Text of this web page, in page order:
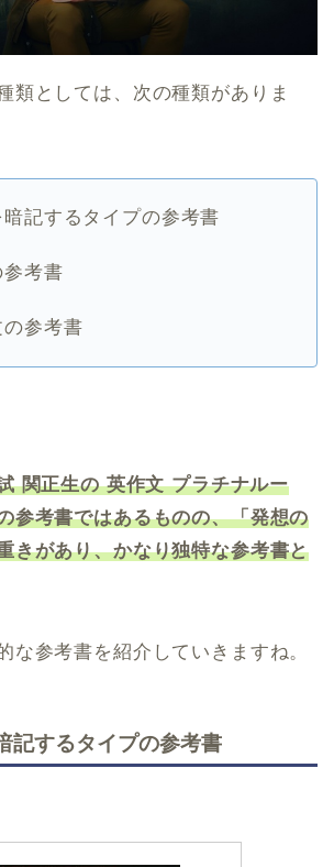
類としては、次の種類がありま
暗記するタイプの参考書
参考書
の参考書
関正生の 英作文 プラチナルー
参考書ではあるものの、「発想の
きがあり、かなり独特な参考書と
な参考書を紹介していきますね。
記するタイプの参考書